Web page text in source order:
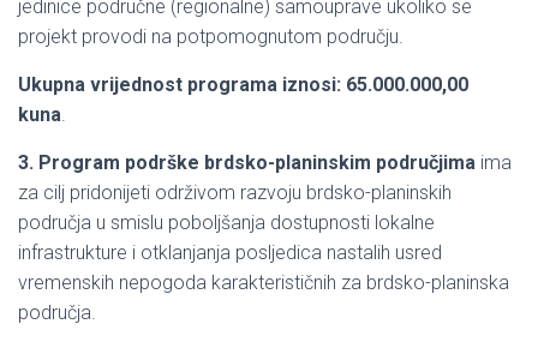
jedinice područne (regionalne) samouprave ukoliko se
projekt provodi na potpomognutom području.
Ukupna vrijednost programa iznosi: 65.000.000,00
kuna.
3. Program podrške brdsko-planinskim područjima ima
za cilj pridonijeti održivom razvoju brdsko-planinskih
područja u smislu poboljšanja dostupnosti lokalne
infrastrukture i otklanjanja posljedica nastalih usred
vremenskih nepogoda karakterističnih za brdsko-planinska
područja.